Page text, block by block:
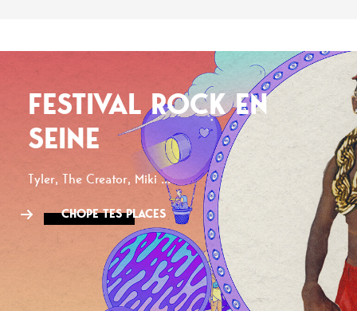
FESTIVAL ROCK EN
SEINE
Tyler, The Creator, Miki ...
CHOPE TES PLACES